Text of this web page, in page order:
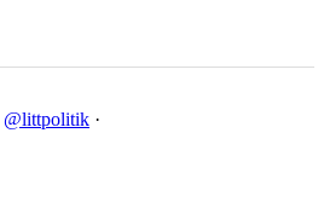
@littpolitik ·